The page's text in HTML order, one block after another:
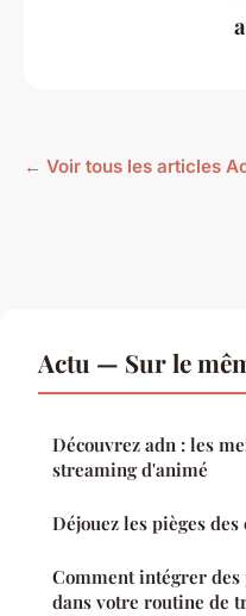
← Voir tous les articles
Actu — Sur le
Découvrez adn : les
streaming d'animé
Déjouez les pièges
Comment intégrer
dans votre routine de